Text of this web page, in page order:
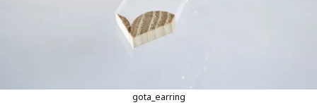
gota_earring